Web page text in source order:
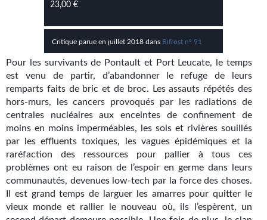
Quarante-Deux
Kvasar
Pulps
Wotan
Étoiles vives
Yellow Submarine
NUMÉRIQUE
23,00 €
Critique parue en juillet 2018 dans Bifrost n° 91
Pour les survivants de Pontault et Port Leucate, le temps
est venu de partir, d’abandonner le refuge de leurs
remparts faits de bric et de broc. Les assauts répétés des
hors-murs, les cancers provoqués par les radiations de
centrales nucléaires aux enceintes de confinement de
moins en moins imperméables, les sols et rivières souillés
par les effluents toxiques, les vagues épidémiques et la
raréfaction des ressources pour pallier à tous ces
problèmes ont eu raison de l’espoir en germe dans leurs
communautés, devenues low-tech par la force des choses.
Il est grand temps de larguer les amarres pour quitter le
vieux monde et rallier le nouveau où, ils l’espèrent, un